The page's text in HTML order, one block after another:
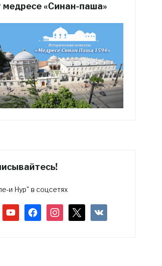
медресе «Синан-паша»
и Нур" в соцсетях
youtubefacebookinstagram vkontakte